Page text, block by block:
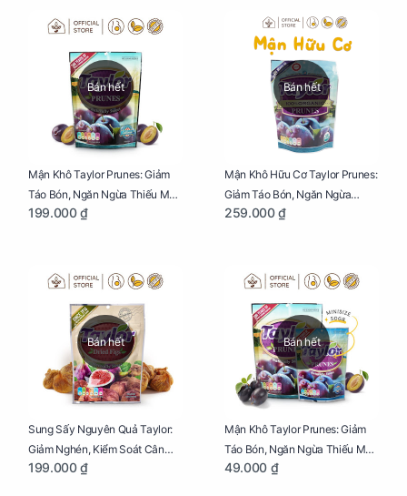
Bán hết
Mận Khô Taylor Prunes: Giảm
Táo Bón, Ngăn Ngừa Thiếu Máu
Cho Mẹ Bầu Túi 250g
199.000 ₫
Bán hết
Mận Khô Hữu Cơ Taylor Prunes:
Giảm Táo Bón, Ngăn Ngừa
Thiếu Máu Cho Mẹ Bầu Túi
259.000 ₫
Bán hết
Sung Sấy Nguyên Quả Taylor:
Giảm Nghén, Kiểm Soát Cân
Nặng Cho Mẹ Bầu Túi 190g
199.000 ₫
Bán hết
Mận Khô Taylor Prunes: Giảm
Táo Bón, Ngăn Ngừa Thiếu Máu
Cho Mẹ Bầu Túi 50g
49.000 ₫